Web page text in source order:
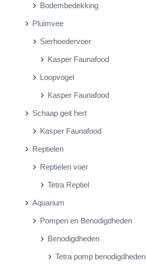
Bodembedekking
Pluimvee
Sierhoedervoer
Kasper Faunafood
Loopvogel
Kasper Faunafood
Schaap geit hert
Kasper Faunafood
Reptielen
Reptielen voer
Tetra Reptiel
Aquarium
Pompen en Benodigdheden
Benodigdheden
Tetra pomp benodigdheden